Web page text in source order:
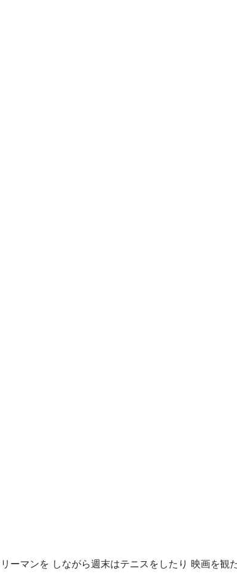
マンを しながら週末はテニスをしたり 映画を観